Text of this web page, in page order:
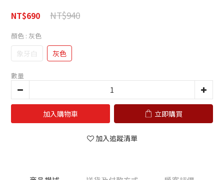
NT$690 NT$940
顏色 : 灰色
象牙白 灰色
數量
加入購物車 立即購買
加入追蹤清單